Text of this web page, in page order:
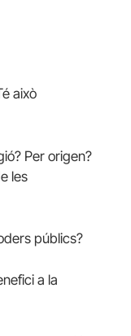
això
Per origen?
les
públics?
a la